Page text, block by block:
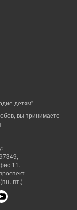
детям"
вы принимаете
11.
пт.)